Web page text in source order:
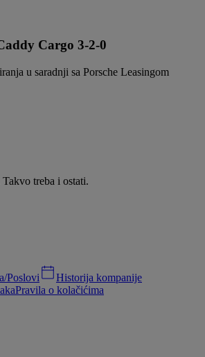
Cargo 3-2-0
u saradnji sa Porsche Leasingom
treba i ostati.
Poslovi
Historija kompanije
Pravila o kolačićima